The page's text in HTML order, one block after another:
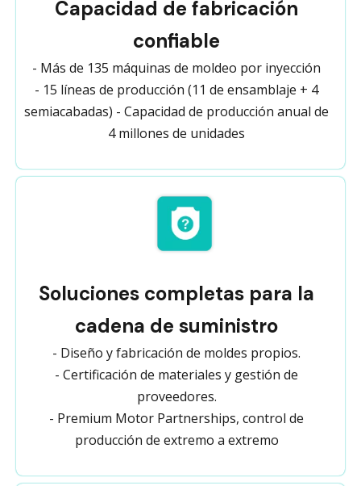
Capacidad de fabricación
confiable
- Más de 135 máquinas de moldeo por inyección
- 15 líneas de producción (11 de ensamblaje + 4
semiacabadas) - Capacidad de producción anual de
4 millones de unidades
Soluciones completas para la
cadena de suministro
- Diseño y fabricación de moldes propios.
- Certificación de materiales y gestión de
proveedores.
- Premium Motor Partnerships, control de
producción de extremo a extremo